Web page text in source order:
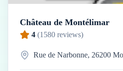
Château de Montélimar
4 (1580 reviews)
Rue de Narbonne, 26200